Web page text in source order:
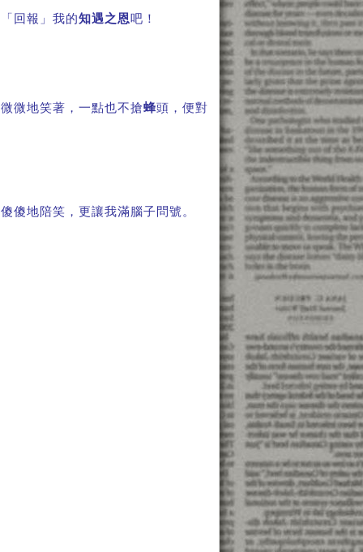
回報」我的知遇之恩吧！
微地笑著，一點也不搶蜂頭，便對
傻地陪笑，更讓我滿腦子問號。